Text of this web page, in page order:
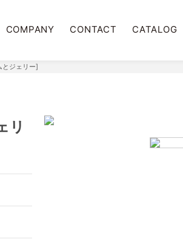
COMPANY CONTACT CATALOG
ジェリー]
リ